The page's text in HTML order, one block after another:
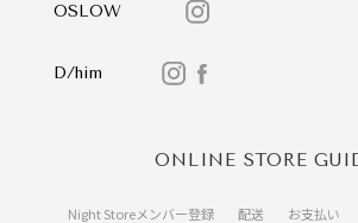
OSLOW
D/him
ONLINE STORE
Night Storeメンバー登録 配送 お支払い